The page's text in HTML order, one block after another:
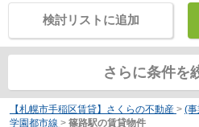
検討リストに追加
さらに条件を
【札幌市手稲区賃貸】さくらの不動産 > (
学園都市線 > 篠路駅の賃貸物件